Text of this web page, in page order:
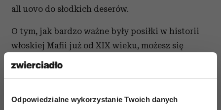
Odpowiedzialne wykorzystanie Twoich danych
all uovo do słodkich deserów.
O tym, jak bardzo ważne były posiłki w historii
włoskiej Mafii już od XIX wieku, możesz się
dowiedzieć w książce: „
zaczerpnięte przytoczone powyżej dane